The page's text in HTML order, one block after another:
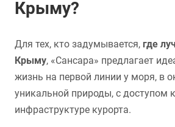
Крыму?
Для тех, кто задумывается, где
Крыму, «Сансара» предлагает
жизнь на первой линии у моря, в
уникальной природы, с доступом
инфраструктуре курорта.